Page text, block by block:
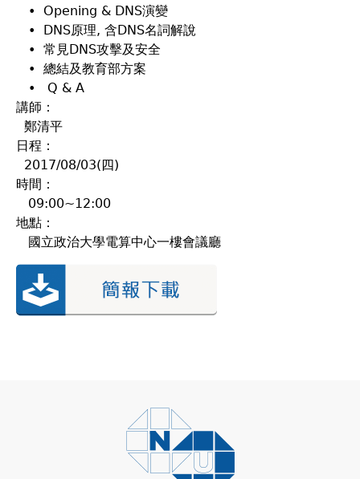
• Opening & DNS演變
• DNS原理, 含DNS名詞解說
• 常見DNS攻擊及安全
• 總結及教育部方案
• Q & A
講師：
鄭清平
日程：
2017/08/03(四)
時間：
09:00~12:00
地點：
國立政治大學電算中心一樓會議廳